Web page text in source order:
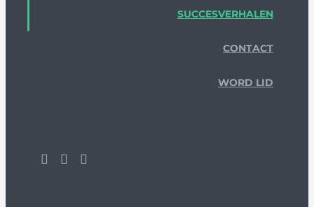
SUCCESVERHALEN
CONTACT
WORD LID